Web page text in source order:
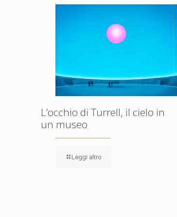
L’occhio di Turrell, il cielo in
un museo
Leggi altro